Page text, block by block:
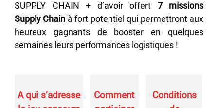
SUPPLY CHAIN + d’avoir offert 7 missions
Supply Chain à fort potentiel qui permettront aux
heureux gagnants de booster en quelques
semaines leurs performances logistiques !
A qui s’adresse
Comment
Conditions